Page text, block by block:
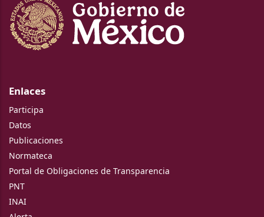
Enlaces
Participa
Datos
Publicaciones
Normateca
Portal de Obligaciones de Transparencia
PNT
INAI